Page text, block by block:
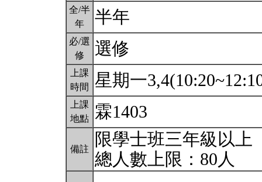
全/半
年
半年
必/選
修
選修
上課
時間
星期一
上課
地點
霖1403
備註
限學士班三年級以上
總人數上限：80人